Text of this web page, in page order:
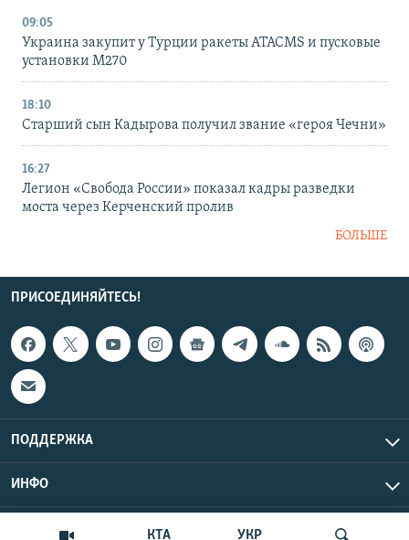
КТА УКР
09:05
Украина закупит у Турции ракеты ATACMS и пусковые
установки M270
18:10
Старший сын Кадырова получил звание «героя Чечни»
16:27
Легион «Свобода России» показал кадры разведки
моста через Керченский пролив
БОЛЬШЕ
ПРИСОЕДИНЯЙТЕСЬ!
ПОДДЕРЖКА
ИНФО
Copyright Крым.Реалии, 2026 | Все права защищены.
UTC+3